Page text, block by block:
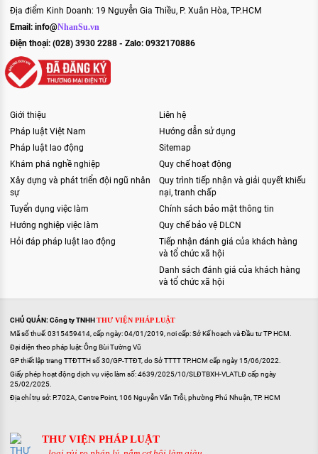
Địa điểm Kinh Doanh: 19 Nguyễn Gia Thiều, P. Xuân Hòa, TP.HCM
Email: info@NhanSu.vn
Điện thoại: (028) 3930 2288 - Zalo: 0932170886
Giới thiệu
Pháp luật Việt Nam
Pháp luật lao động
Khám phá nghề nghiệp
Xây dựng và phát triển đội ngũ nhân
sự
Tuyển dụng việc làm
Hướng nghiệp việc làm
Hỏi đáp pháp luật lao động
Liên hệ
Hướng dẫn sử dụng
Sitemap
Quy chế hoạt động
Quy trình tiếp nhận và giải quyết khiếu
nại, tranh chấp
Chính sách bảo mật thông tin
Quy chế bảo vệ DLCN
Tiếp nhận đánh giá của khách hàng
và tổ chức xã hội
Danh sách đánh giá của khách hàng
và tổ chức xã hội
CHỦ QUẢN: Công ty TNHHTHƯ VIỆN PHÁP LUẬT
Mã số thuế: 0315459414, cấp ngày: 04/01/2019, nơi cấp: Sở Kế hoạch và Đầu tư TP HCM.
Đại diện theo pháp luật: Ông Bùi Tường Vũ
GP thiết lập trang TTĐTTH số 30/GP-TTĐT, do Sở TTTT TP.HCM cấp ngày 15/06/2022.
Giấy phép hoạt động dịch vụ việc làm số: 4639/2025/10/SLĐTBXH-VLATLĐ cấp ngày
25/02/2025.
Địa chỉ trụ sở: P.702A, Centre Point, 106 Nguyễn Văn Trỗi, phường Phú Nhuận, TP. HCM
THƯ VIỆN PHÁP LUẬT